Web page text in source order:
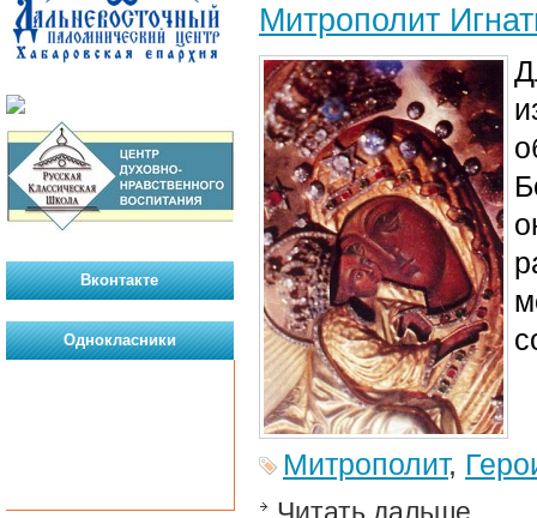
Митрополит
Митрополит,
Вконтакте
Однокласники